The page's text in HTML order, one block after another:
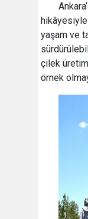
yaşam ve
çilek
örnek